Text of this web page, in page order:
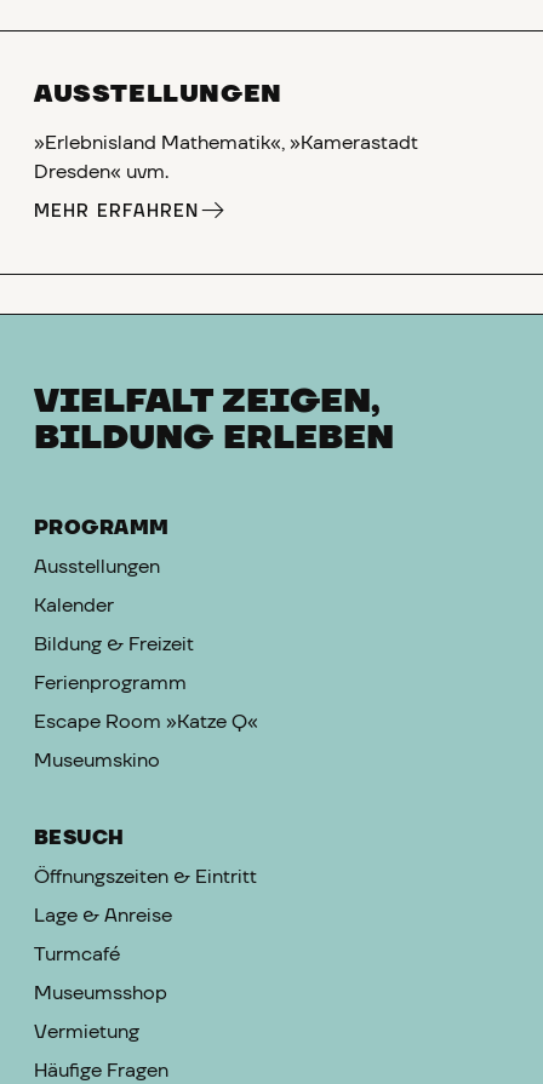
AUSSTELLUNGEN
»Erlebnisland Mathematik«, »Kamerastadt
Dresden« uvm.
MEHR ERFAHREN
VIELFALT ZEIGEN,
BILDUNG ERLEBEN
PROGRAMM
Ausstellungen
Kalender
Bildung & Freizeit
Ferienprogramm
Escape Room »Katze Q«
Museumskino
BESUCH
Öffnungszeiten & Eintritt
Lage & Anreise
Turmcafé
Museumsshop
Vermietung
Häufige Fragen